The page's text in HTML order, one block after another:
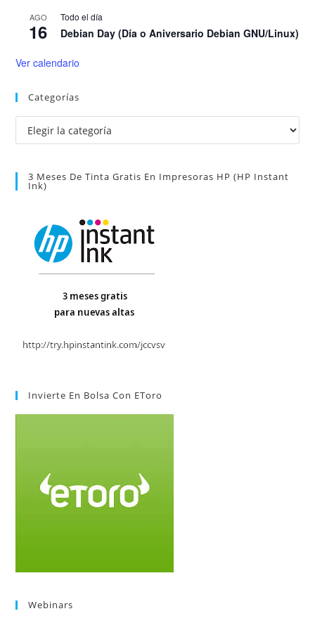
AGO
16
Todo el día
Debian Day (Día o Aniversario Debian GNU/Linux)
Ver calendario
Categorías
Categorías
3 Meses De Tinta Gratis En Impresoras HP (HP Instant
Ink)
Invierte En Bolsa Con EToro
Webinars